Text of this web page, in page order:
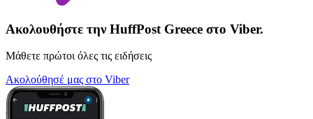
Ακολουθήστε την HuffPost Greece στο Viber.
Μάθετε πρώτοι όλες τις ειδήσεις
Ακολούθησέ μας στο Viber